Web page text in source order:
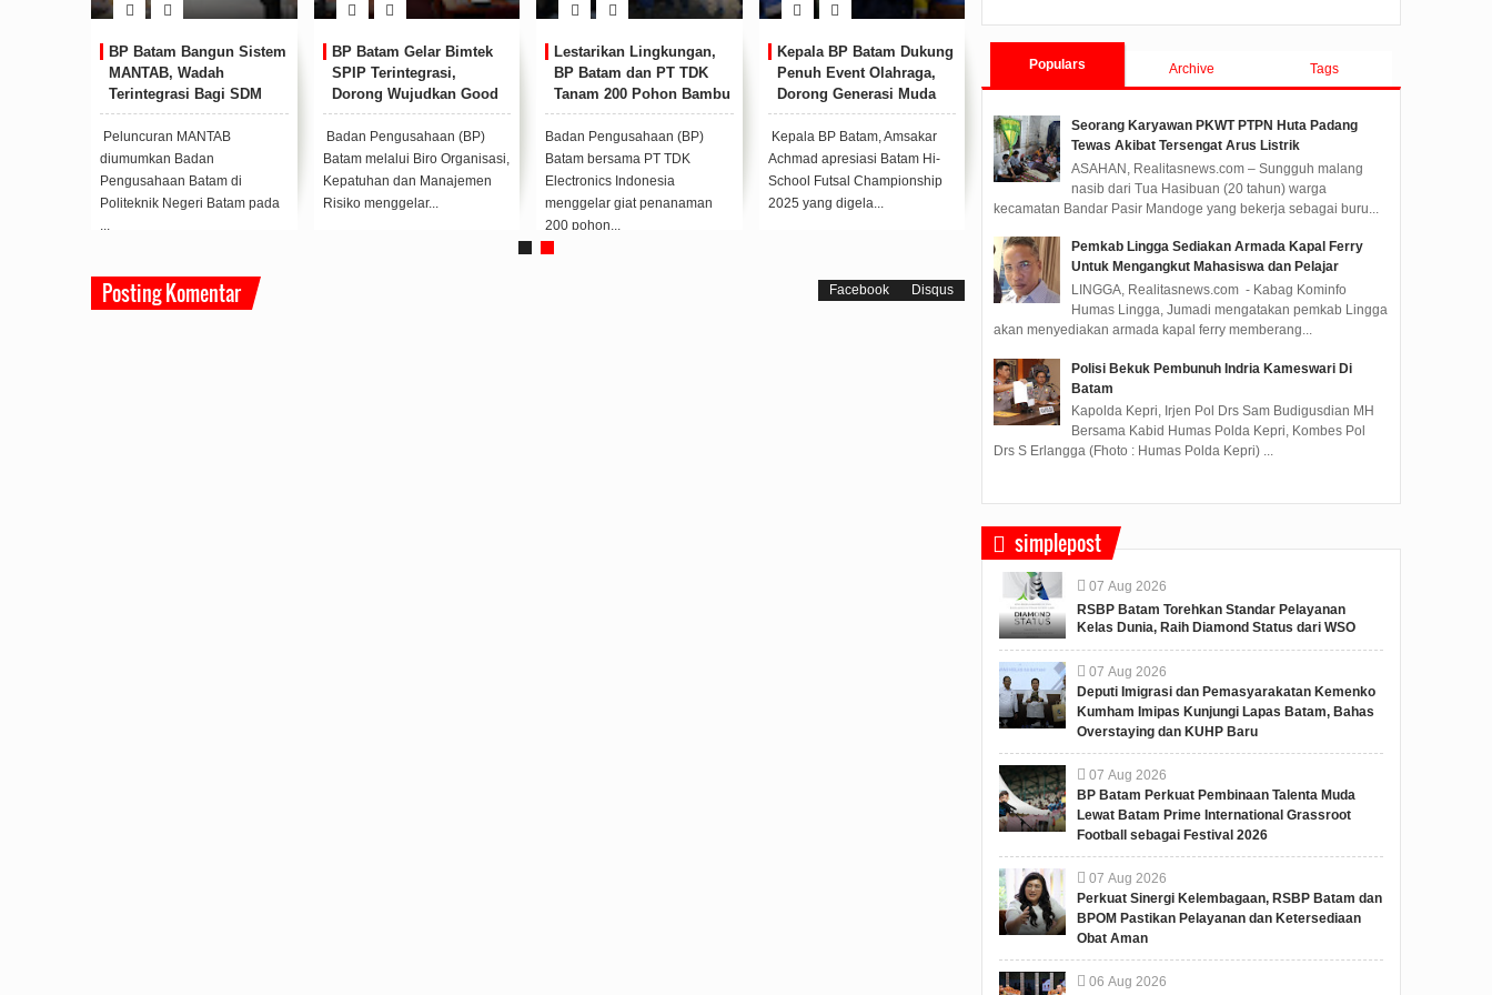
BP Batam Bangun Sistem
MANTAB, Wadah
Terintegrasi Bagi SDM
dan Dunia Usaha
Peluncuran MANTAB
diumumkan Badan
Pengusahaan Batam di
Politeknik Negeri Batam pada
...
BP Batam Gelar Bimtek
SPIP Terintegrasi,
Dorong Wujudkan Good
Governance
Badan Pengusahaan (BP)
Batam melalui Biro Organisasi,
Kepatuhan dan Manajemen
Risiko menggelar...
Lestarikan Lingkungan,
BP Batam dan PT TDK
Tanam 200 Pohon Bambu
Badan Pengusahaan (BP)
Batam bersama PT TDK
Electronics Indonesia
menggelar giat penanaman
200 pohon...
Kepala BP Batam Dukung
Penuh Event Olahraga,
Dorong Generasi Muda
Berprestasi
Kepala BP Batam, Amsakar
Achmad apresiasi Batam Hi-
School Futsal Championship
2025 yang digela...
Posting Komentar Facebook Disqus
Populars Archive Tags
Seorang Karyawan PKWT PTPN Huta Padang
Tewas Akibat Tersengat Arus Listrik
ASAHAN, Realitasnews.com – Sungguh malang
nasib dari Tua Hasibuan (20 tahun) warga
kecamatan Bandar Pasir Mandoge yang bekerja sebagai buru...
Pemkab Lingga Sediakan Armada Kapal Ferry
Untuk Mengangkut Mahasiswa dan Pelajar
LINGGA, Realitasnews.com - Kabag Kominfo
Humas Lingga, Jumadi mengatakan pemkab Lingga
akan menyediakan armada kapal ferry memberang...
Polisi Bekuk Pembunuh Indria Kameswari Di
Batam
Kapolda Kepri, Irjen Pol Drs Sam Budigusdian MH
Bersama Kabid Humas Polda Kepri, Kombes Pol
Drs S Erlangga (Fhoto : Humas Polda Kepri) ...
simplepost
07 Aug 2026
RSBP Batam Torehkan Standar Pelayanan
Kelas Dunia, Raih Diamond Status dari WSO
07 Aug 2026
Deputi Imigrasi dan Pemasyarakatan Kemenko
Kumham Imipas Kunjungi Lapas Batam, Bahas
Overstaying dan KUHP Baru
07 Aug 2026
BP Batam Perkuat Pembinaan Talenta Muda
Lewat Batam Prime International Grassroot
Football sebagai Festival 2026
07 Aug 2026
Perkuat Sinergi Kelembagaan, RSBP Batam dan
BPOM Pastikan Pelayanan dan Ketersediaan
Obat Aman
06 Aug 2026